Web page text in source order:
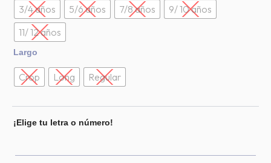
3/4 años
5/6 años 7/8 años
9/ 10 años
11/ 12 años
Largo
Crop Long Regular
¡Elige tu letra o número!
cantidad